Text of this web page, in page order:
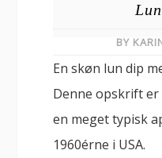
BY
En skøn lun dip
Denne opskrift
en meget typisk
1960érne i USA.